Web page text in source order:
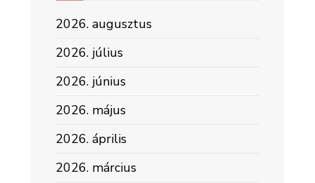
2026. augusztus
2026. július
2026. június
2026. május
2026. április
2026. március